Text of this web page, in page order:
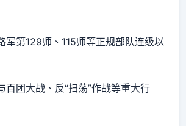
军第129师、115师等正规部队连级以
百团大战、反“扫荡”作战等重大行